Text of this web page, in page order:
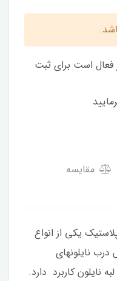
فعال است برای ثبت
مقایسه
یکی از انواع
نایلونهای
نایلون کاربرد دارد.